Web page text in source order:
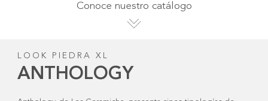
Conoce nuestro catálogo
LOOK PIEDRA XL
ANTHOLOGY